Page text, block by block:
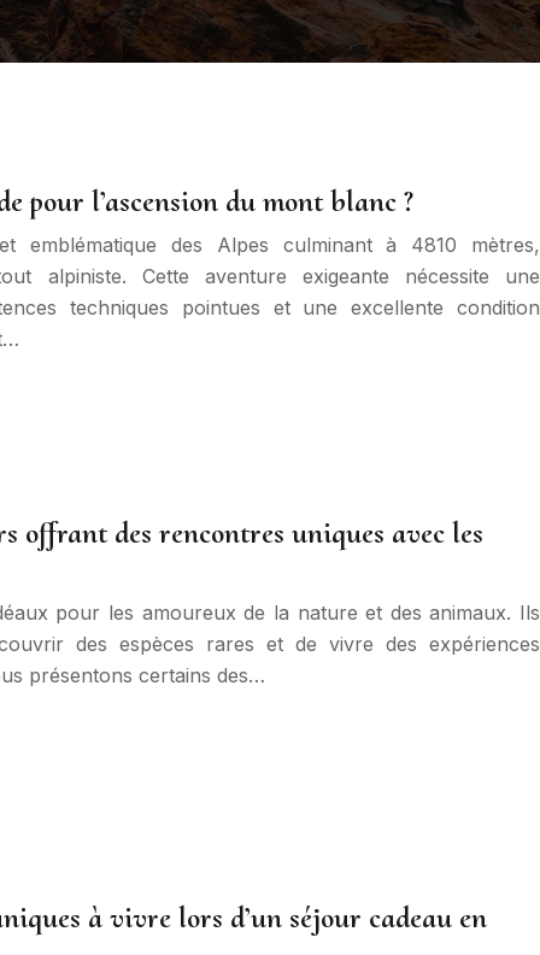
pour l’ascension du mont blanc ?
emblématique des Alpes culminant à 4810 mètres,
alpiniste. Cette aventure exigeante nécessite une
techniques pointues et une excellente condition
offrant des rencontres uniques avec les
pour les amoureux de la nature et des animaux. Ils
des espèces rares et de vivre des expériences
présentons certains des…
à vivre lors d’un séjour cadeau en